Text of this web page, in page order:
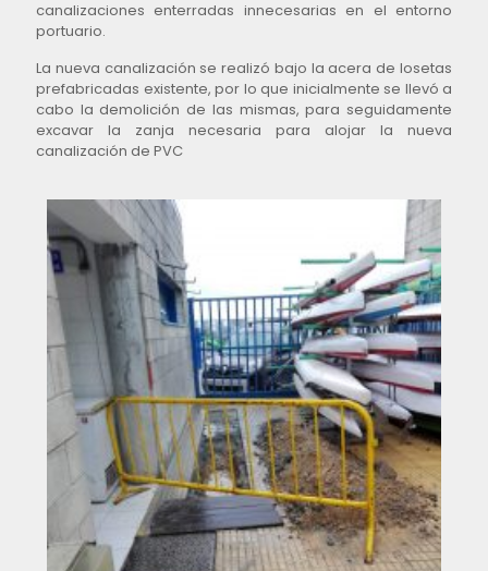
canalizaciones enterradas innecesarias en el entorno
portuario.
La nueva canalización se realizó bajo la acera de losetas
prefabricadas existente, por lo que inicialmente se llevó a
cabo la demolición de las mismas, para seguidamente
excavar la zanja necesaria para alojar la nueva
canalización de PVC